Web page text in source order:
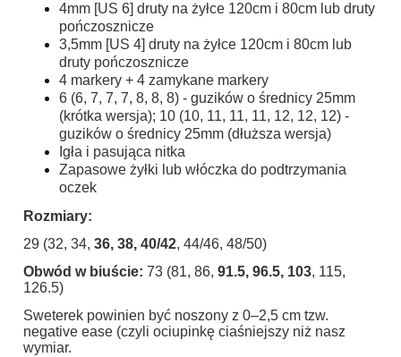
4mm [US 6] druty na żyłce 120cm i 80cm lub druty
pończosznicze
3,5mm [US 4] druty na żyłce 120cm i 80cm lub
druty pończosznicze
4 markery + 4 zamykane markery
6 (6, 7, 7, 7, 8, 8, 8) - guzików o średnicy 25mm
(krótka wersja); 10 (10, 11, 11, 11, 12, 12, 12) -
guzików o średnicy 25mm (dłuższa wersja)
Igła i pasująca nitka
Zapasowe żyłki lub włóczka do podtrzymania
oczek
Rozmiary:
29 (32, 34, 36, 38, 40/42, 44/46, 48/50)
Obwód w biuście: 73 (81, 86, 91.5, 96.5, 103, 115,
126.5)
Sweterek powinien być noszony z 0–2,5 cm tzw.
negative ease (czyli ociupinkę ciaśniejszy niż nasz
wymiar.